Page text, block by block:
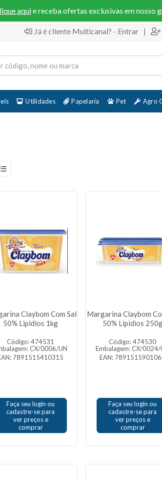
aquie receba ofertas exclusivas em nosso
Já é cliente Multicanal? - Entrar |
Utilidades Papelaria Pet Agro
Claybom Com Sal
50% Lipidios 1kg
Código: 474531
CX/0006/UN
7891515410315
Faça seu login ou
cadastre-se para
ver preços e
comprar
Margarina Claybom
50% Lipidios
Código: 474530
Embalagem: CX/0024/
EAN:
Faça seu login ou
cadastre-se para
ver preços e
comprar